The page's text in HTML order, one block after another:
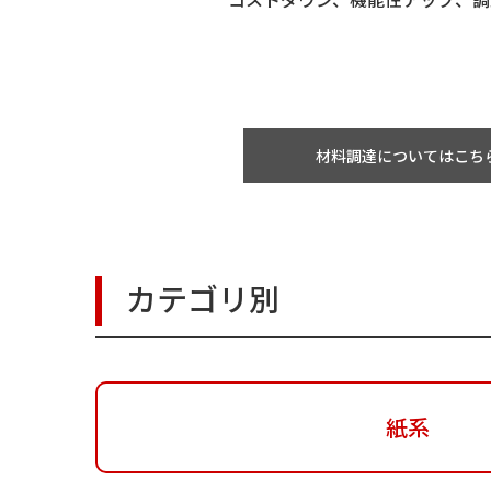
材料調達についてはこち
カテゴリ別
紙系